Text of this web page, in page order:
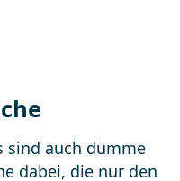
sind auch dumme
dabei, die nur den